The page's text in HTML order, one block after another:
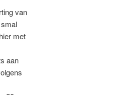
van
met
aan